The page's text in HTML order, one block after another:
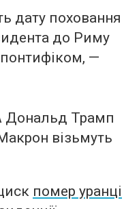
дату поховання
до Риму
—
Дональд Трамп
візьмуть
помер уранці